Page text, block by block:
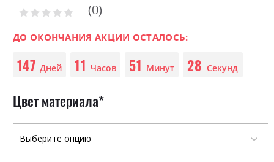
the
gallery
Рейтинг: 0
ДО ОКОНЧАНИЯ АКЦИИ ОСТАЛОСЬ:
147 Дней 11 Часов 51 Минут 28 Секунд
Цвет материала